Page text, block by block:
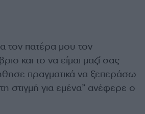
τον πατέρα μου τον
και το να είμαι μαζί σας
πραγματικά να ξεπεράσω
στιγμή για εμένα” ανέφερε ο